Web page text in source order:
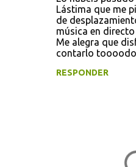
Lástima que me
de
música en
Me alegra que
contarlo
RESPONDER